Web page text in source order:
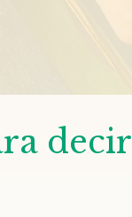
decir